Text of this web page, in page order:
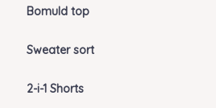
Bomuld top
Sweater sort
2-i-1 Shorts